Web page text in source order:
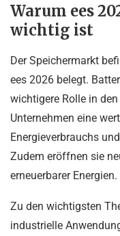
Warum ees
wichtig ist
Der Speichermarkt
ees 2026 belegt.
wichtigere Rolle in
Unternehmen eine
Energieverbrauchs
Zudem eröffnen sie
erneuerbarer Energien.
Zu den wichtigsten
industrielle